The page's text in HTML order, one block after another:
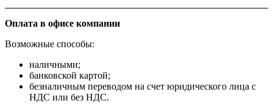
Оплата в офисе компании
Возможные способы:
наличными;
банковской картой;
безналичным переводом на счет юридического лица с
НДС или без НДС.